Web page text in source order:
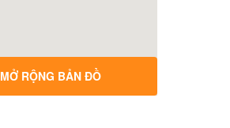
MỞ RỘNG BẢN ĐỒ